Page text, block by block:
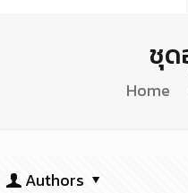
ชุ
Home
Authors